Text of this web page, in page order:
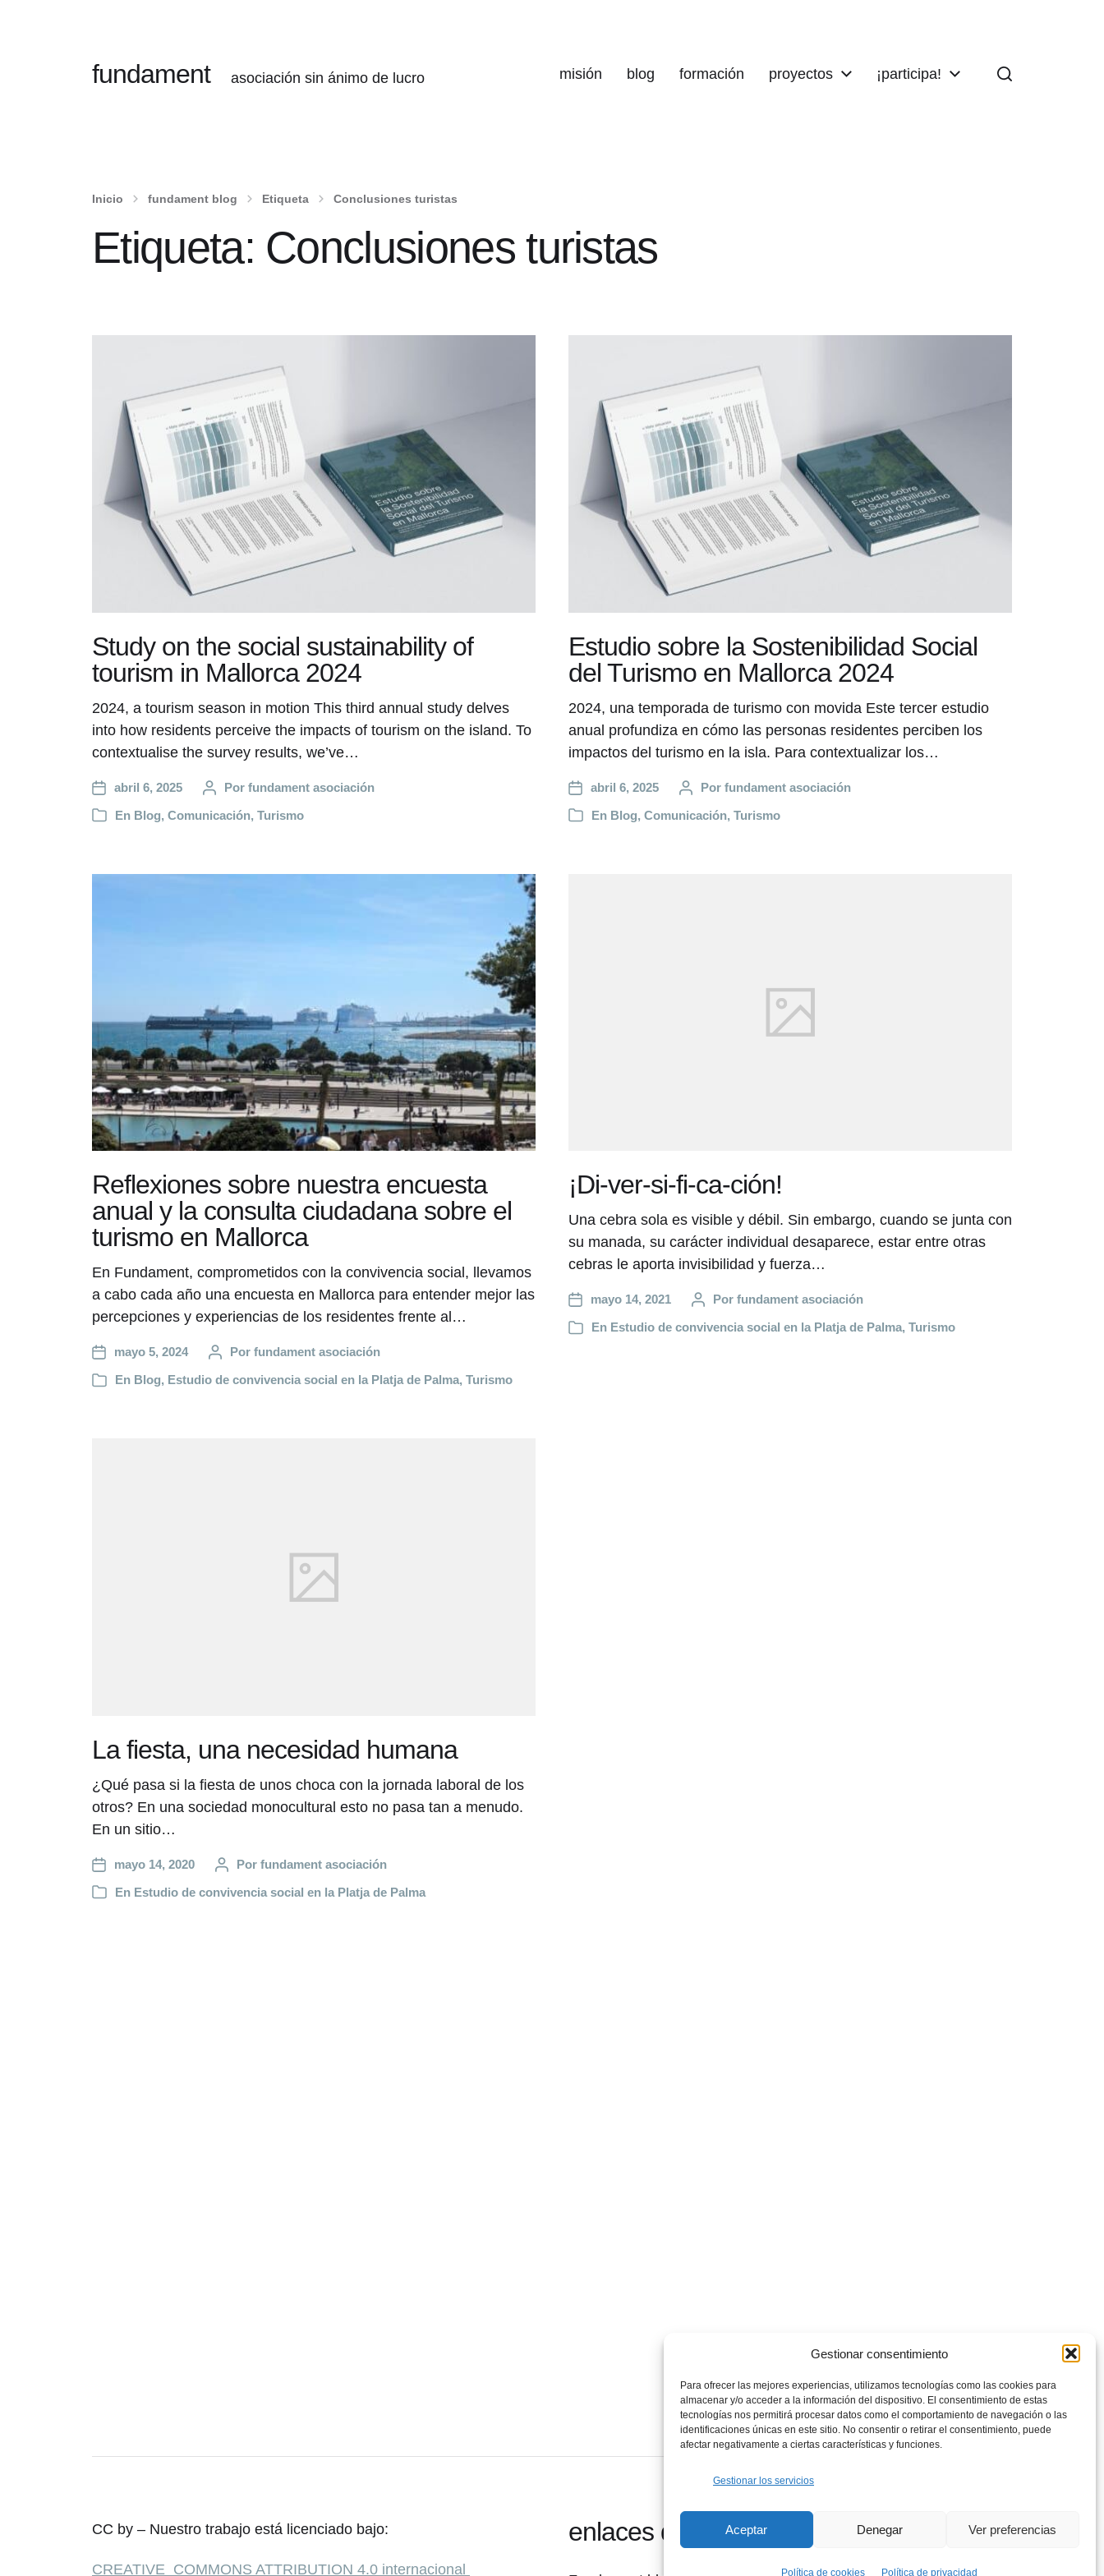
Gestionar consentimiento
Para ofrecer las mejores experiencias, utilizamos tecnologías como las cookies para
almacenar y/o acceder a la información del dispositivo. El consentimiento de estas
tecnologías nos permitirá procesar datos como el comportamiento de navegación o las
identificaciones únicas en este sitio. No consentir o retirar el consentimiento, puede
afectar negativamente a ciertas características y funciones.
Gestionar los servicios
Aceptar Denegar Ver preferencias
Política de cookies Política de privacidad
fundament asociación sin ánimo de lucro misión blog formación proyectos ¡participa!
Inicio fundament blog Etiqueta Conclusiones turistas
Etiqueta: Conclusiones turistas
Study on the social sustainability of
tourism in Mallorca 2024
2024, a tourism season in motion This third annual study delves
into how residents perceive the impacts of tourism on the island. To
contextualise the survey results, we’ve…
abril 6, 2025 Por fundament asociación
En Blog, Comunicación, Turismo
Estudio sobre la Sostenibilidad Social
del Turismo en Mallorca 2024
2024, una temporada de turismo con movida Este tercer estudio
anual profundiza en cómo las personas residentes perciben los
impactos del turismo en la isla. Para contextualizar los…
abril 6, 2025 Por fundament asociación
En Blog, Comunicación, Turismo
Reflexiones sobre nuestra encuesta
anual y la consulta ciudadana sobre el
turismo en Mallorca
En Fundament, comprometidos con la convivencia social, llevamos
a cabo cada año una encuesta en Mallorca para entender mejor las
percepciones y experiencias de los residentes frente al…
mayo 5, 2024 Por fundament asociación
En Blog, Estudio de convivencia social en la Platja de Palma, Turismo
¡Di-ver-si-fi-ca-ción!
Una cebra sola es visible y débil. Sin embargo, cuando se junta con
su manada, su carácter individual desaparece, estar entre otras
cebras le aporta invisibilidad y fuerza…
mayo 14, 2021 Por fundament asociación
En Estudio de convivencia social en la Platja de Palma, Turismo
La fiesta, una necesidad humana
¿Qué pasa si la fiesta de unos choca con la jornada laboral de los
otros? En una sociedad monocultural esto no pasa tan a menudo.
En un sitio…
mayo 14, 2020 Por fundament asociación
En Estudio de convivencia social en la Platja de Palma
CC by – Nuestro trabajo está licenciado bajo:
CREATIVE COMMONS ATTRIBUTION 4.0 internacional
enlaces de interés